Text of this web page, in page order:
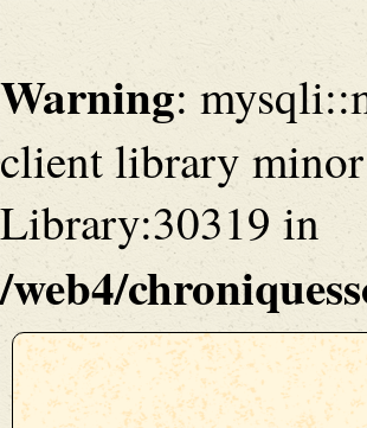
Warning:
client library minor
Library:30319 in
/web4/